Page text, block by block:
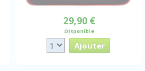
29,90 €
Disponible